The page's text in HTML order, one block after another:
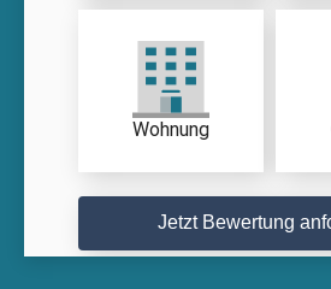
Wohnung
Jetzt Bewertung